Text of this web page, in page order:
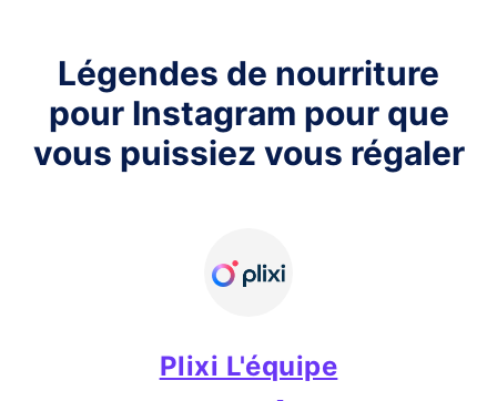
Légendes de nourriture
pour Instagram pour que
vous puissiez vous régaler
Plixi L'équipe